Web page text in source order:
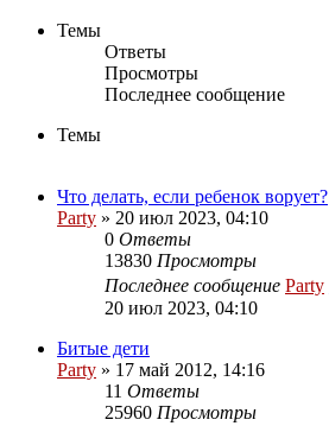
Темы
Ответы
Просмотры
Последнее сообщение
Темы
Что делать, если ребенок ворует?
Party » 20 июл 2023, 04:10
0 Ответы
13830 Просмотры
Последнее сообщение Party
20 июл 2023, 04:10
Битые дети
Party » 17 май 2012, 14:16
11 Ответы
25960 Просмотры